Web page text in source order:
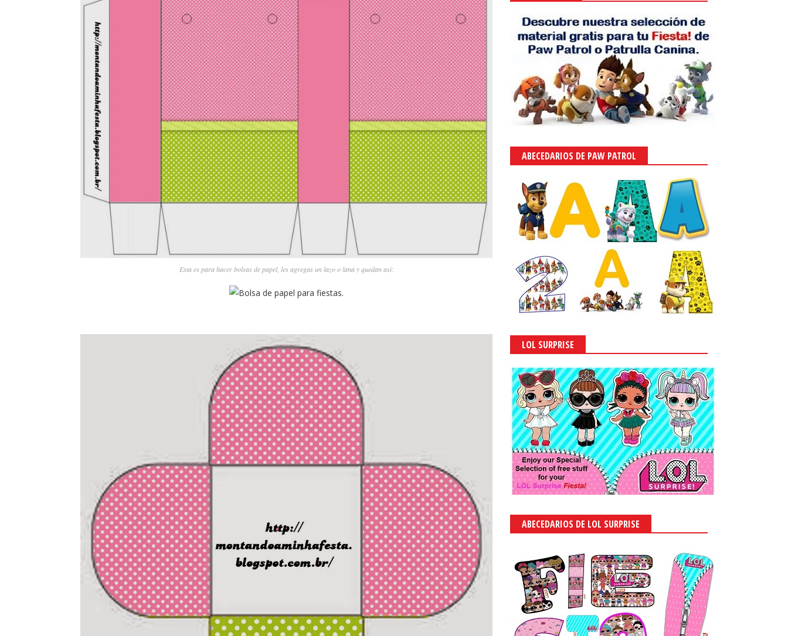
Esta es para hacer bolsas de papel, les agregas un lazo o lana y quedan así:
ABECEDARIOS DE PAW PATROL
LOL SURPRISE
ABECEDARIOS DE LOL SURPRISE